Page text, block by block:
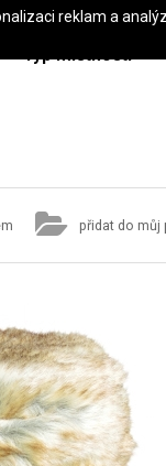
Typ místnosti
přidat do můj
reklam a